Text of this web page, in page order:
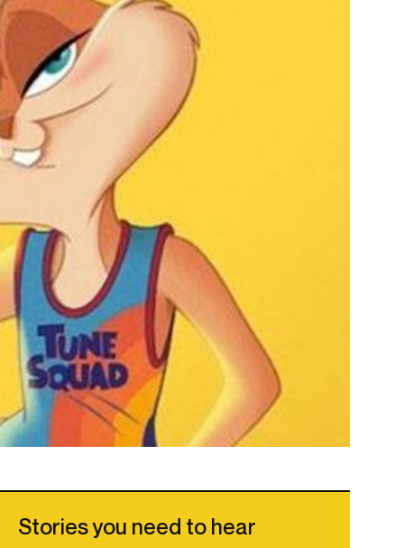
Stories you need to hear